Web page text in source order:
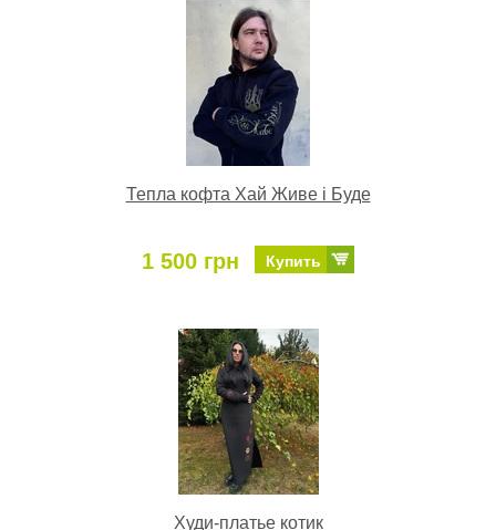
Тепла кофта Хай Живе і Буде
1 500 грн Купить
Худи-платье котик